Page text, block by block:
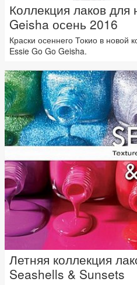
Коллекция лаков для
Geisha осень 2016
Краски осеннего Токио в новой
Essie Go Go Geisha.
Летняя коллекция
Seashells & Sunsets